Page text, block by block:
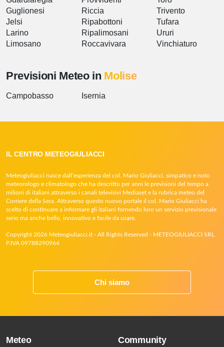
Guglionesi
Jelsi
Larino
Limosano
Riccia
Ripabottoni
Ripalimosani
Roccavivara
Trivento
Tufara
Ururi
Vinchiaturo
Previsioni Meteo in Molise
Campobasso Isernia
IL CENTRO METEOGIULIACCI
Meteogiuliacci nasce dall’esperienza del col. Mario Giuliacci, simpatico e noto
meteorologo e climatologo che ha descritto per anni le previsioni del tempo a
milioni di italiani attraverso i canali televisivi Mediaset e la rubrica meteo del
Corriere della Sera. Attraverso questo nuovo portale il col. Mario Giuliacci ha
scelto di continuare a informare gli italiani fornendo loro un servizio previsionale
serio ma anche bello, innovativo e facile da usare.
Copyright 2026 Meteogiuliacci.it - All Rights Reserved - METEOGIULIACCI SRL
P.IVA 09788290964
Chi siamo
Meteo Community